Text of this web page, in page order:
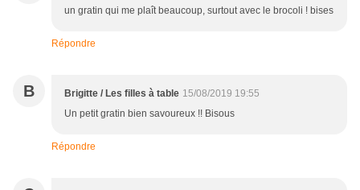
un gratin qui me plaît beaucoup, surtout avec le brocoli ! bises
Répondre
B Brigitte / Les filles à table 15/08/2019 19:55
Un petit gratin bien savoureux !! Bisous
Répondre